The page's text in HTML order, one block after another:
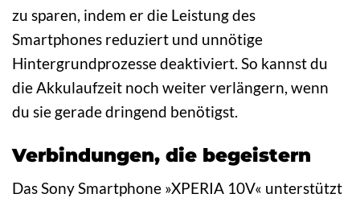
zu sparen, indem er die Leistung des
Smartphones reduziert und unnötige
Hintergrundprozesse deaktiviert. So kannst du
die Akkulaufzeit noch weiter verlängern, wenn
du sie gerade dringend benötigst.
Verbindungen, die begeistern
Das Sony Smartphone »XPERIA 10V« unterstützt